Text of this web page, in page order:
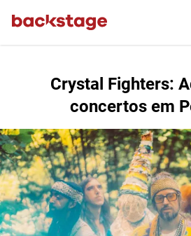
Crystal Fighters:
concertos em